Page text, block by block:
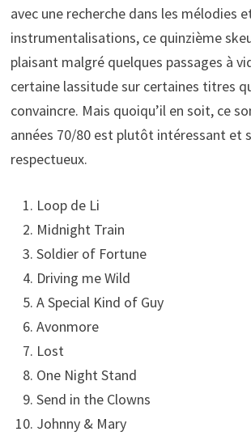
avec une recherche dans les mélodies
instrumentalisations, ce quinzième
plaisant malgré quelques passages à
certaine lassitude sur certaines titres
convaincre. Mais quoiqu’il en soit, ce
années 70/80 est plutôt intéressant et
respectueux.
Loop de Li
Midnight Train
Soldier of Fortune
Driving me Wild
A Special Kind of Guy
Avonmore
Lost
One Night Stand
Send in the Clowns
Johnny & Mary